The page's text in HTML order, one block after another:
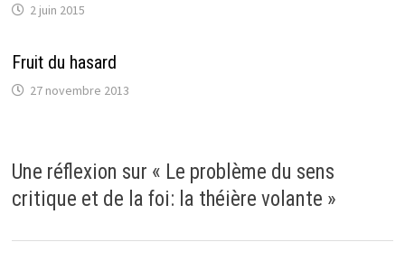
2 juin 2015
Fruit du hasard
27 novembre 2013
Une réflexion sur « Le problème du sens
critique et de la foi: la théière volante »